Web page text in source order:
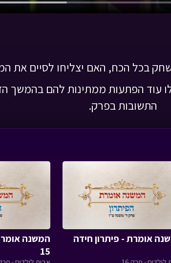
בכל הכח, האם יצליחו לסיים את
עוד הפתעות ממתינות להם בהמשך
התשובות בפרק.
אומרת - פיתרון חידה
המשנה
15